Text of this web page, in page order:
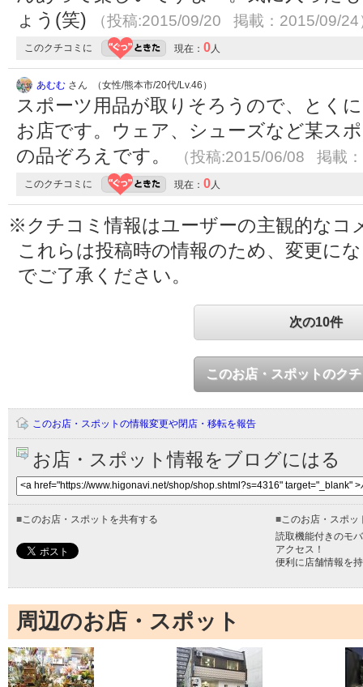
ょう(笑)
（投稿:2015/09/20 掲載：2015/09/24
このクチコミに 現在： 0 人
あむむ さん （女性/熊本市/20代/Lv.46）
スポーツ用品が取りそろうので、とく
お店です。ウェア、シューズなど某ス
の品ぞろえです。
（投稿:2015/06/08 掲載
このクチコミに 現在： 0 人
※クチコミ情報はユーザーの主観的なコ
これらは投稿時の情報のため、変更に
でご了承ください。
次の10件
このお店・スポットのク
このお店・スポットの情報変更や閉店・移転を報告
お店・スポット情報をブログにはる
■ このお店・スポットを共有する ■ このお店・スポ
読取機能付きのモ
アクセス！
便利に店舗情報を
周辺のお店・スポット